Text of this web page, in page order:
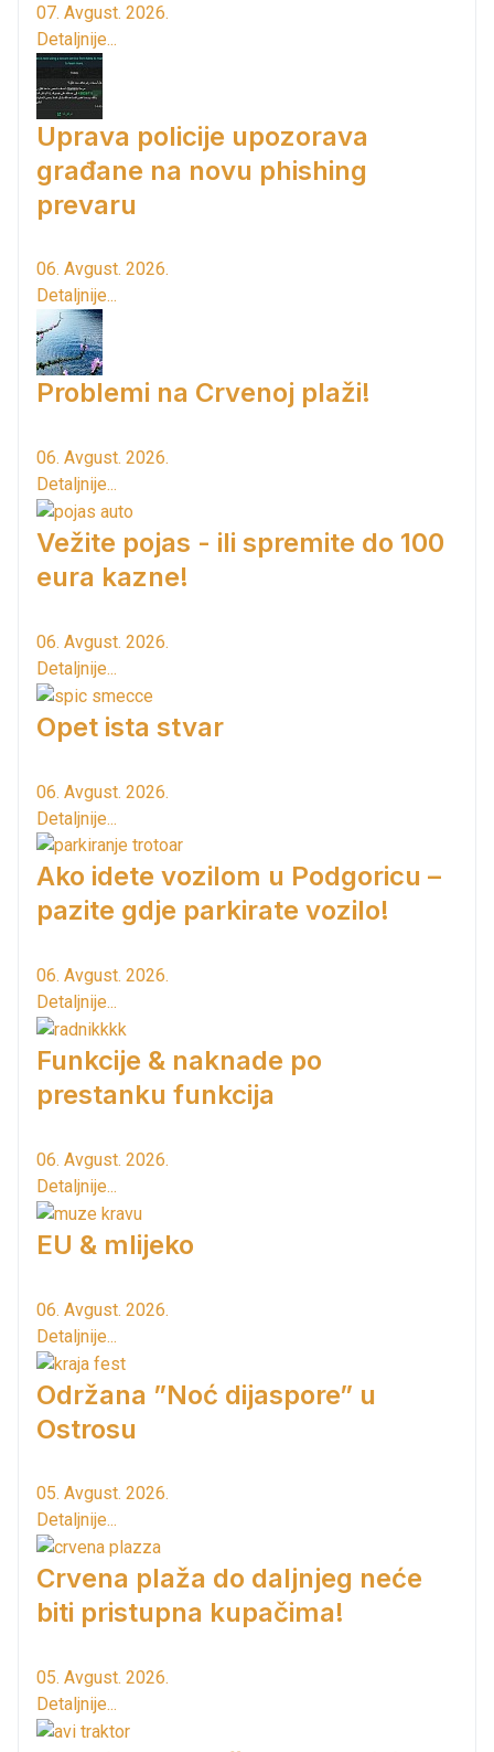
07. Avgust. 2026.
Detaljnije...
Uprava policije upozorava
građane na novu phishing
prevaru
06. Avgust. 2026.
Detaljnije...
Problemi na Crvenoj plaži!
06. Avgust. 2026.
Detaljnije...
Vežite pojas - ili spremite do 100
eura kazne!
06. Avgust. 2026.
Detaljnije...
Opet ista stvar
06. Avgust. 2026.
Detaljnije...
Ako idete vozilom u Podgoricu –
pazite gdje parkirate vozilo!
06. Avgust. 2026.
Detaljnije...
Funkcije & naknade po
prestanku funkcija
06. Avgust. 2026.
Detaljnije...
EU & mlijeko
06. Avgust. 2026.
Detaljnije...
Održana ”Noć dijaspore” u
Ostrosu
05. Avgust. 2026.
Detaljnije...
Crvena plaža do daljnjeg neće
biti pristupna kupačima!
05. Avgust. 2026.
Detaljnije...